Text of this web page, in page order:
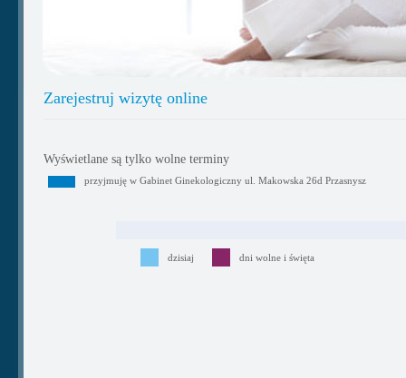
Zarejestruj wizytę online
Wyświetlane są tylko wolne terminy
przyjmuję w Gabinet Ginekologiczny ul. Makowska 26d Przasnysz
dzisiaj dni wolne i święta